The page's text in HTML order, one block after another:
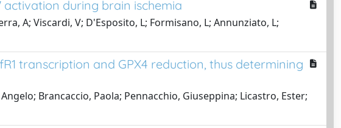
during brain ischemia
A; Viscardi, V; D'Esposito, L; Formisano, L; Annunziato, L;
transcription and GPX4 reduction, thus determining
Brancaccio, Paola; Pennacchio, Giuseppina; Licastro, Ester;